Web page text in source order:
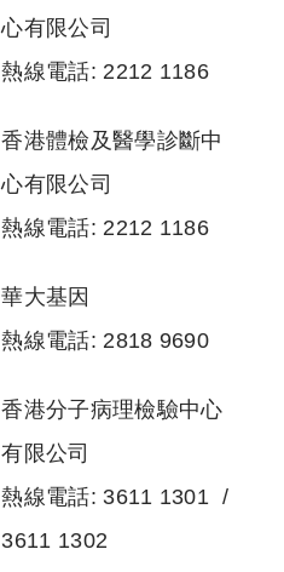
心有限公司
熱線電話: 2212 1186
香港體檢及醫學診斷中
心有限公司
熱線電話: 2212 1186
華大基因
熱線電話: 2818 9690
香港分子病理檢驗中心
有限公司
熱線電話: 3611 1301 /
3611 1302